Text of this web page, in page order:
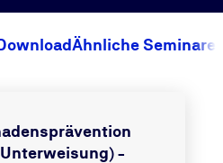
Ähnliche Seminare
-